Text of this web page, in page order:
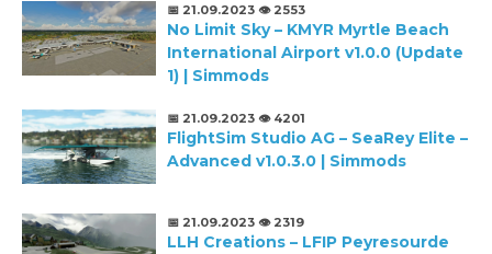
📅 21.09.2023 👁️ 2553
No Limit Sky – KMYR Myrtle Beach
International Airport v1.0.0 (Update
1) | Simmods
📅 21.09.2023 👁️ 4201
FlightSim Studio AG – SeaRey Elite –
Advanced v1.0.3.0 | Simmods
📅 21.09.2023 👁️ 2319
LLH Creations – LFIP Peyresourde